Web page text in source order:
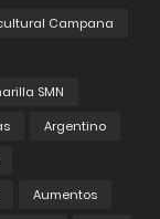
Campana
SMN
Argentino
Aumentos